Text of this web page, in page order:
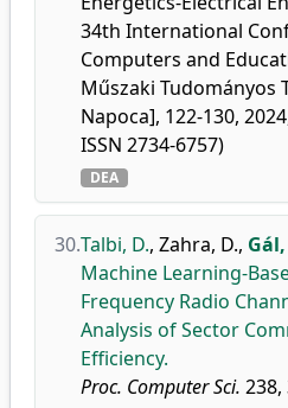
34th International
Computers and
Műszaki Tudományos
Napoca], 122-130,
ISSN 2734-6757)
DEA
30.Talbi, D., Zahra, D.,
Machine Learning-
Frequency Radio
Analysis of Sector
Efficiency.
Proc. Computer Sci. 238,